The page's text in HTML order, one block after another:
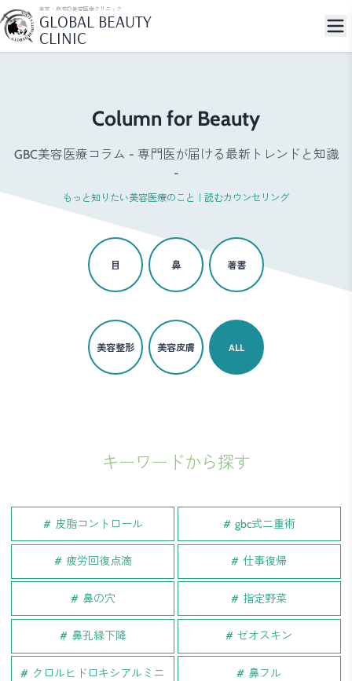
東京・麻布の美容医療クリニック
GLOBAL BEAUTY
CLINIC
Column for Beauty
GBC美容医療コラム - 専門医が届ける最新トレンドと知識
-
もっと知りたい美容医療のこと｜読むカウンセリング
目 鼻 著書
美容整形 美容皮膚 ALL
キーワードから探す
皮脂コントロール gbc式二重術
疲労回復点滴 仕事復帰
鼻の穴 指定野菜
鼻孔縁下降 ゼオスキン
クロルヒドロキシアルミニ
鼻フル